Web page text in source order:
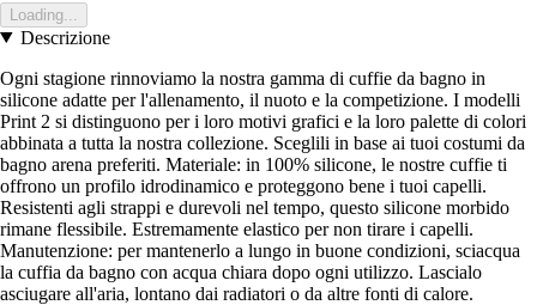
Loading...
Descrizione
Ogni stagione rinnoviamo la nostra gamma di cuffie da bagno in
silicone adatte per l'allenamento, il nuoto e la competizione. I modelli
Print 2 si distinguono per i loro motivi grafici e la loro palette di colori
abbinata a tutta la nostra collezione. Sceglili in base ai tuoi costumi da
bagno arena preferiti. Materiale: in 100% silicone, le nostre cuffie ti
offrono un profilo idrodinamico e proteggono bene i tuoi capelli.
Resistenti agli strappi e durevoli nel tempo, questo silicone morbido
rimane flessibile. Estremamente elastico per non tirare i capelli.
Manutenzione: per mantenerlo a lungo in buone condizioni, sciacqua
la cuffia da bagno con acqua chiara dopo ogni utilizzo. Lascialo
asciugare all'aria, lontano dai radiatori o da altre fonti di calore.